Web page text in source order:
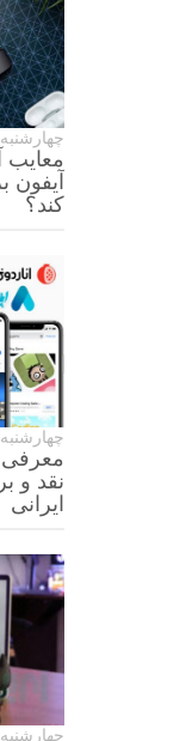
چهارشنبه ۲۷ اسفند ۹۹
معایب
آیفون
کند؟
چهارشنبه ۲۰ اسفند ۹۹
معرفی
نقد و
ایرانی
چهارشنبه ۱۵ بهمن ۹۹